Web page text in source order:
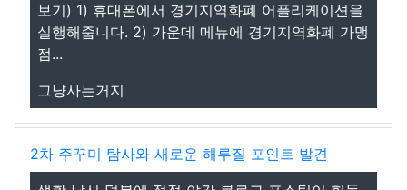
보기) 1) 휴대폰에서 경기지역화폐 어플리케이션을
실행해줍니다. 2) 가운데 메뉴에 경기지역화폐 가맹
점...
그냥사는거지
2차 주꾸미 탐사와 새로운 해루질 포인트 발견